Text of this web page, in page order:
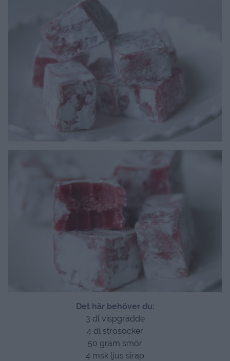
Det här behöver du:
3 dl vispgrädde
4 dl strösocker
50 gram smör
4 msk ljus sirap